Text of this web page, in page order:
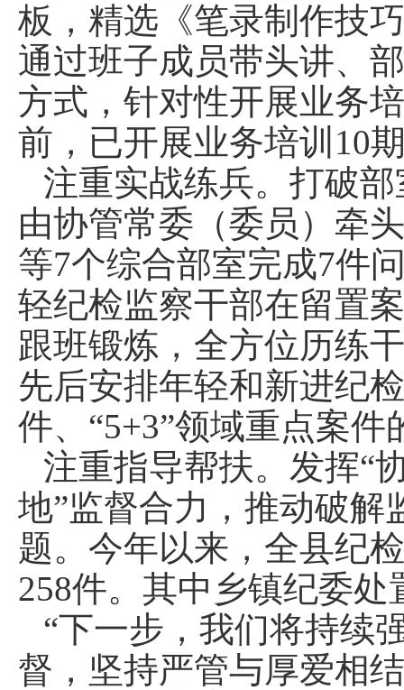
板，精选《笔录制作技
通过班子成员带头讲、
方式，针对性开展业务
前，已开展业务培训10
注重实战练兵。打破
由协管常委（委员）牵
等7个综合部室完成7件
轻纪检监察干部在留置
跟班锻炼，全方位历练
先后安排年轻和新进纪
件、“5+3”领域重点案件
注重指导帮扶。发挥“
地”监督合力，推动破解
题。今年以来，全县纪
258件。其中乡镇纪委处
“下一步，我们将持续
督，坚持严管与厚爱相